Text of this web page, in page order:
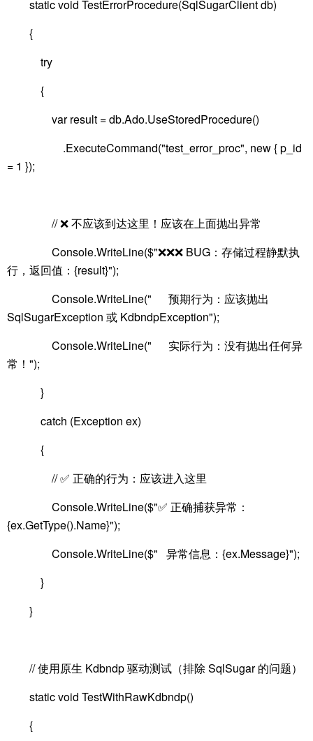
static void TestErrorProcedure(SqlSugarClient db)
{
try
{
var result = db.Ado.UseStoredProcedure()
.ExecuteCommand("test_error_proc", new { p_id
= 1 });
// ❌ 不应该到达这里！应该在上面抛出异常
Console.WriteLine($"❌❌❌ BUG：存储过程静默执
行，返回值：{result}");
Console.WriteLine(" 预期行为：应该抛出
SqlSugarException 或 KdbndpException");
Console.WriteLine(" 实际行为：没有抛出任何异
常！");
}
catch (Exception ex)
{
// ✅ 正确的行为：应该进入这里
Console.WriteLine($"✅ 正确捕获异常：
{ex.GetType().Name}");
Console.WriteLine($" 异常信息：{ex.Message}");
}
}
// 使用原生 Kdbndp 驱动测试（排除 SqlSugar 的问题）
static void TestWithRawKdbndp()
{